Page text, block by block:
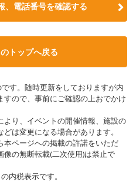
、電話番号を確認する
トップへ戻る
す。随時更新をしておりますが内
ので、事前にご確認の上おでかけ
り、イベントの開催情報、施設の
は変更になる場合があります。
ページへの掲載の許諾をいただ
の無断転載(二次使用)は禁止で
内税表示です。